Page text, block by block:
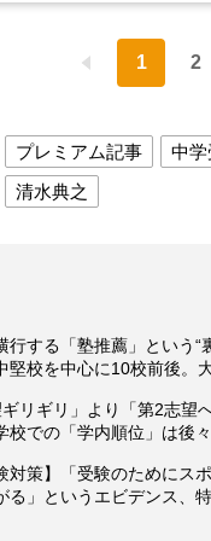
1 2
プレミアム記事 中学
清水典之
行する「塾推薦」という
校を中心に10校前後。
リギリ」より「第2志望
での「学内順位」は後々
対策】「受験のために
る」というエビデンス、